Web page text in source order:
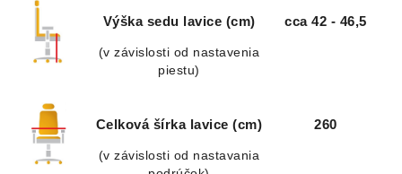
Výška sedu lavice (cm)
(v závislosti od nastavenia
piestu)
cca 42 - 46,5
Celková šírka lavice (cm)
(v závislosti od nastavania
260